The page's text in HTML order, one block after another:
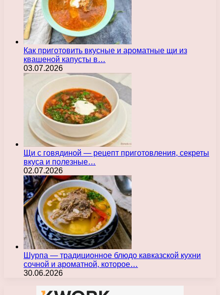
Как приготовить вкусные и ароматные щи из
квашеной капусты в…
03.07.2026
Щи с говядиной — рецепт приготовления, секреты
вкуса и полезные…
02.07.2026
Шурпа — традиционное блюдо кавказской кухни
сочной и ароматной, которое…
30.06.2026